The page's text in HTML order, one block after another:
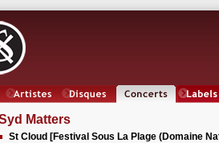
Matters
St Cloud [Festival Sous La Plage (Domaine